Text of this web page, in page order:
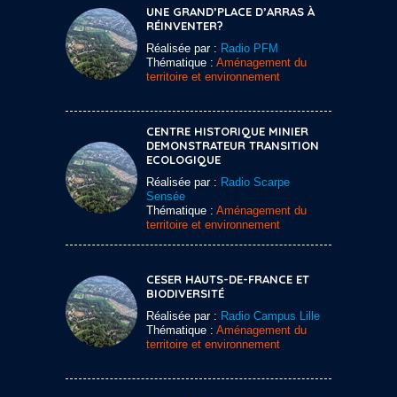
UNE GRAND’PLACE D’ARRAS À
RÉINVENTER?
Réalisée par : Radio PFM
Thématique : Aménagement du
territoire et environnement
CENTRE HISTORIQUE MINIER
DEMONSTRATEUR TRANSITION
ECOLOGIQUE
Réalisée par : Radio Scarpe
Sensée
Thématique : Aménagement du
territoire et environnement
CESER HAUTS-DE-FRANCE ET
BIODIVERSITÉ
Réalisée par : Radio Campus Lille
Thématique : Aménagement du
territoire et environnement